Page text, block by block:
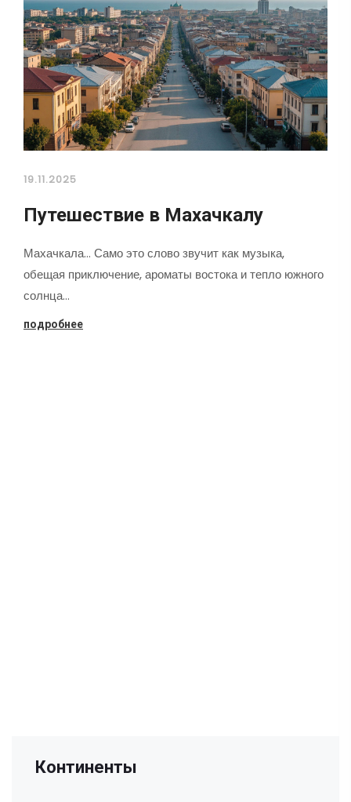
19.11.2025
Путешествие в Махачкалу
Махачкала... Само это слово звучит как музыка,
обещая приключение, ароматы востока и тепло южного
солнца…
подробнее
Континенты